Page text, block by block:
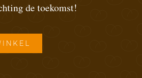
de toekomst!